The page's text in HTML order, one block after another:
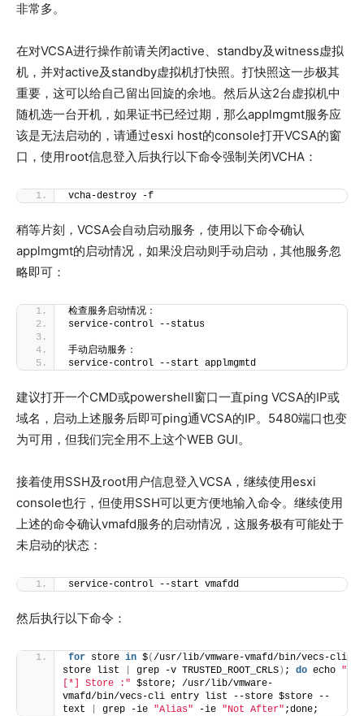
非常多。
在对VCSA进行操作前请关闭active、standby及witness虚拟
机，并对active及standby虚拟机打快照。打快照这一步极其
重要，这可以给自己留出回旋的余地。然后从这2台虚拟机中
随机选一台开机，如果证书已经过期，那么applmgmt服务应
该是无法启动的，请通过esxi host的console打开VCSA的窗
口，使用root信息登入后执行以下命令强制关闭VCHA：
vcha-destroy -f
稍等片刻，VCSA会自动启动服务，使用以下命令确认
applmgmt的启动情况，如果没启动则手动启动，其他服务忽
略即可：
检查服务启动情况：
service-control --status
手动启动服务：
service-control --start applmgmtd
建议打开一个CMD或powershell窗口一直ping VCSA的IP或
域名，启动上述服务后即可ping通VCSA的IP。5480端口也变
为可用，但我们完全用不上这个WEB GUI。
接着使用SSH及root用户信息登入VCSA，继续使用esxi
console也行，但使用SSH可以更方便地输入命令。继续使用
上述的命令确认vmafd服务的启动情况，这服务极有可能处于
未启动的状态：
service-control --start vmafdd
然后执行以下命令：
for store in $(/usr/lib/vmware-vmafd/bin/vecs-cli
store list
grep -v TRUSTED_ROOT_CRLS ) ; do echo "
[*] Store :" $store; /usr/lib/vmware-
vmafd/bin/vecs-cli entry list --store $store --
text
grep -ie "Alias" -ie "Not After" ;done;